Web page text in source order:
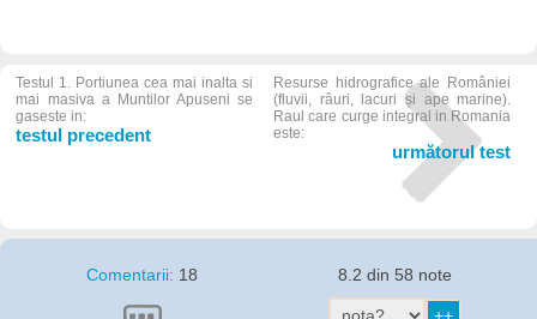
Testul 1. Portiunea cea mai inalta si
mai masiva a Muntilor Apuseni se
gaseste in:
testul precedent
Resurse hidrografice ale României
(fluvii, râuri, lacuri și ape marine).
Raul care curge integral in Romania
este:
următorul test
Comentarii: 18 8.2 din 58 note